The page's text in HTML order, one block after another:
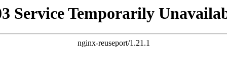
Service Temporarily
nginx-reuseport/1.21.1